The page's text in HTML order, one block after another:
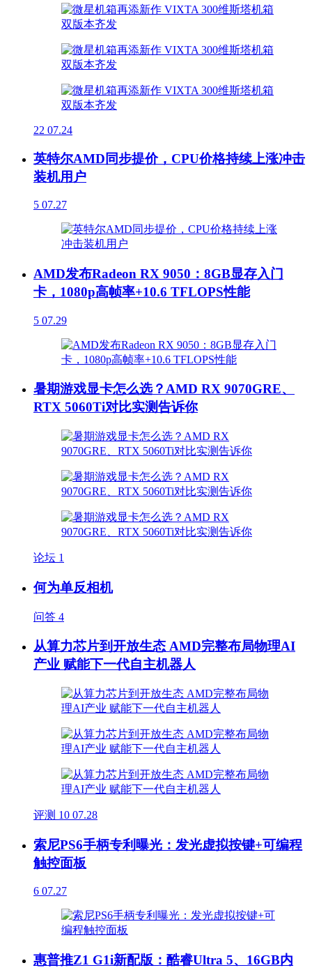
22 07.24
英特尔AMD同步提价，CPU价格持续上涨冲击
装机用户
5 07.27
AMD发布Radeon RX 9050：8GB显存入门
卡，1080p高帧率+10.6 TFLOPS性能
5 07.29
暑期游戏显卡怎么选？AMD RX 9070GRE、
RTX 5060Ti对比实测告诉你
论坛 1
何为单反相机
问答 4
从算力芯片到开放生态 AMD完整布局物理AI
产业 赋能下一代自主机器人
评测 10 07.28
索尼PS6手柄专利曝光：发光虚拟按键+可编程
触控面板
6 07.27
惠普推Z1 G1i新配版：酷睿Ultra 5、16GB内